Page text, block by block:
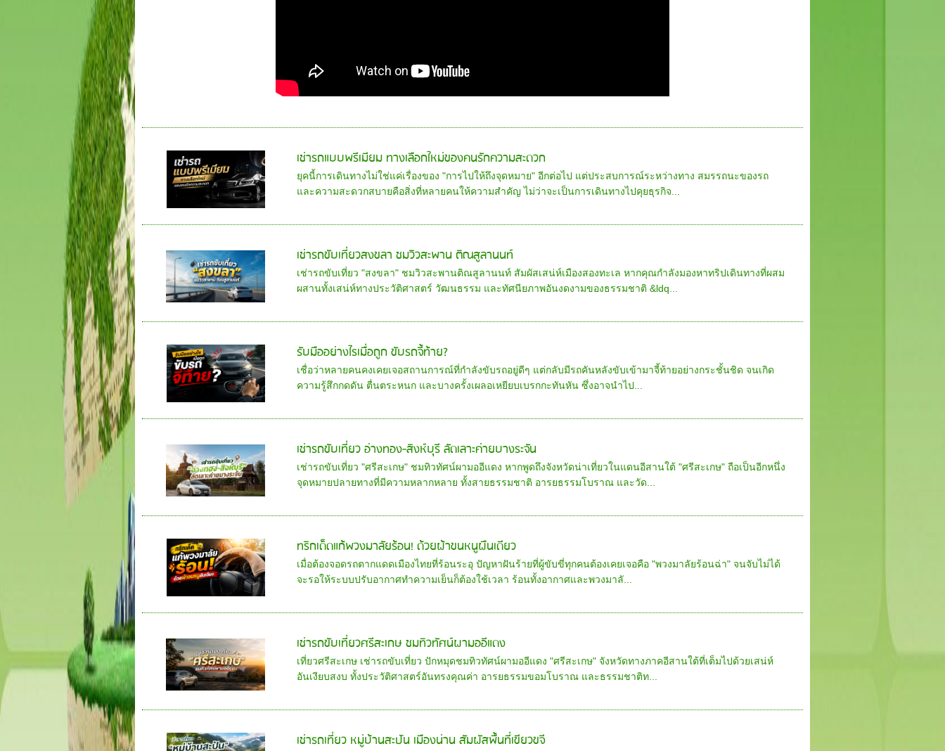
เช่ารถแบบพรีเมียม ทางเลือกใหม่ของคนรักความสะดวก
ยุคนี้การเดินทางไม่ใช่แค่เรื่องของ "การไปให้ถึงจุดหมาย" อีกต่อไป แต่ประสบการณ์ระหว่างทาง สมรรถนะของรถ
และความสะดวกสบายคือสิ่งที่หลายคนให้ความสำคัญ ไม่ว่าจะเป็นการเดินทางไปคุยธุรกิจ...
เช่ารถขับเที่ยวสงขลา ชมวิวสะพาน ติณสูลานนท์
เช่ารถขับเที่ยว "สงขลา" ชมวิวสะพานติณสูลานนท์ สัมผัสเสน่ห์เมืองสองทะเล หากคุณกำลังมองหาทริปเดินทางที่ผสม
ผสานทั้งเสน่ห์ทางประวัติศาสตร์ วัฒนธรรม และทัศนียภาพอันงดงามของธรรมชาติ &ldq...
รับมืออย่างไรเมื่อถูก ขับรถจี้ท้าย?
เชื่อว่าหลายคนคงเคยเจอสถานการณ์ที่กำลังขับรถอยู่ดีๆ แต่กลับมีรถคันหลังขับเข้ามาจี้ท้ายอย่างกระชั้นชิด จนเกิด
ความรู้สึกกดดัน ตื่นตระหนก และบางครั้งเผลอเหยียบเบรกกะทันหัน ซึ่งอาจนำไป...
เช่ารถขับเที่ยว อ่างทอง-สิงห์บุรี ลัดเลาะค่ายบางระจัน
เช่ารถขับเที่ยว "ศรีสะเกษ" ชมทิวทัศน์ผามออีแดง หากพูดถึงจังหวัดน่าเที่ยวในแดนอีสานใต้ "ศรีสะเกษ" ถือเป็นอีกหนึ่ง
จุดหมายปลายทางที่มีความหลากหลาย ทั้งสายธรรมชาติ อารยธรรมโบราณ และวัด...
ทริกเด็ดแก้พวงมาลัยร้อน! ด้วยผ้าขนหนูผืนเดียว
เมื่อต้องจอดรถตากแดดเมืองไทยที่ร้อนระอุ ปัญหาฝันร้ายที่ผู้ขับขี่ทุกคนต้องเคยเจอคือ "พวงมาลัยร้อนฉ่า" จนจับไม่ได้
จะรอให้ระบบปรับอากาศทำความเย็นก็ต้องใช้เวลา ร้อนทั้งอากาศและพวงมาลั...
เช่ารถขับเที่ยวศรีสะเกษ ชมทิวทัศน์ผามออีแดง
เที่ยวศรีสะเกษ เช่ารถขับเที่ยว ปักหมุดชมทิวทัศน์ผามออีแดง "ศรีสะเกษ" จังหวัดทางภาคอีสานใต้ที่เต็มไปด้วยเสน่ห์
อันเงียบสงบ ทั้งประวัติศาสตร์อันทรงคุณค่า อารยธรรมขอมโบราณ และธรรมชาติท...
เช่ารถเที่ยว หมู่บ้านสะปัน เมืองน่าน สัมผัสพื้นที่เขียวขจี